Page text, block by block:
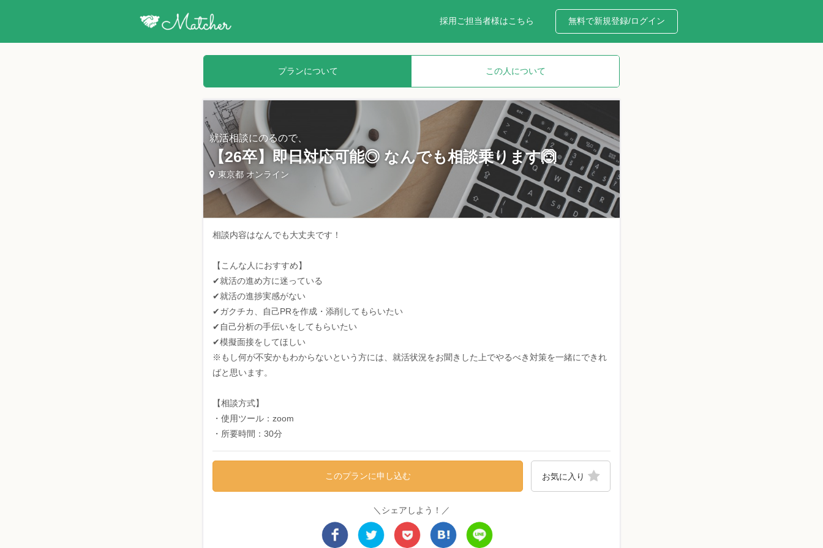
無料で新規登録/ログイン
採用ご担当者様はこちら
プランについて この人について
就活相談にのるので、
【26卒】即日対応可能◎ なんでも相談乗ります🙆
東京都 オンライン
相談内容はなんでも大丈夫です！
【こんな人におすすめ】
✔︎就活の進め方に迷っている
✔︎就活の進捗実感がない
✔︎ガクチカ、自己PRを作成・添削してもらいたい
✔︎自己分析の手伝いをしてもらいたい
✔︎模擬面接をしてほしい
※もし何が不安かもわからないという方には、就活状況をお聞きした上でやるべき対策を一緒にできれ
ばと思います。
【相談方式】
・使用ツール：zoom
・所要時間：30分
このプランに申し込む お気に入り
＼シェアしよう！／